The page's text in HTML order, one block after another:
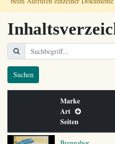
Suchen
Marke
Art
Seiten